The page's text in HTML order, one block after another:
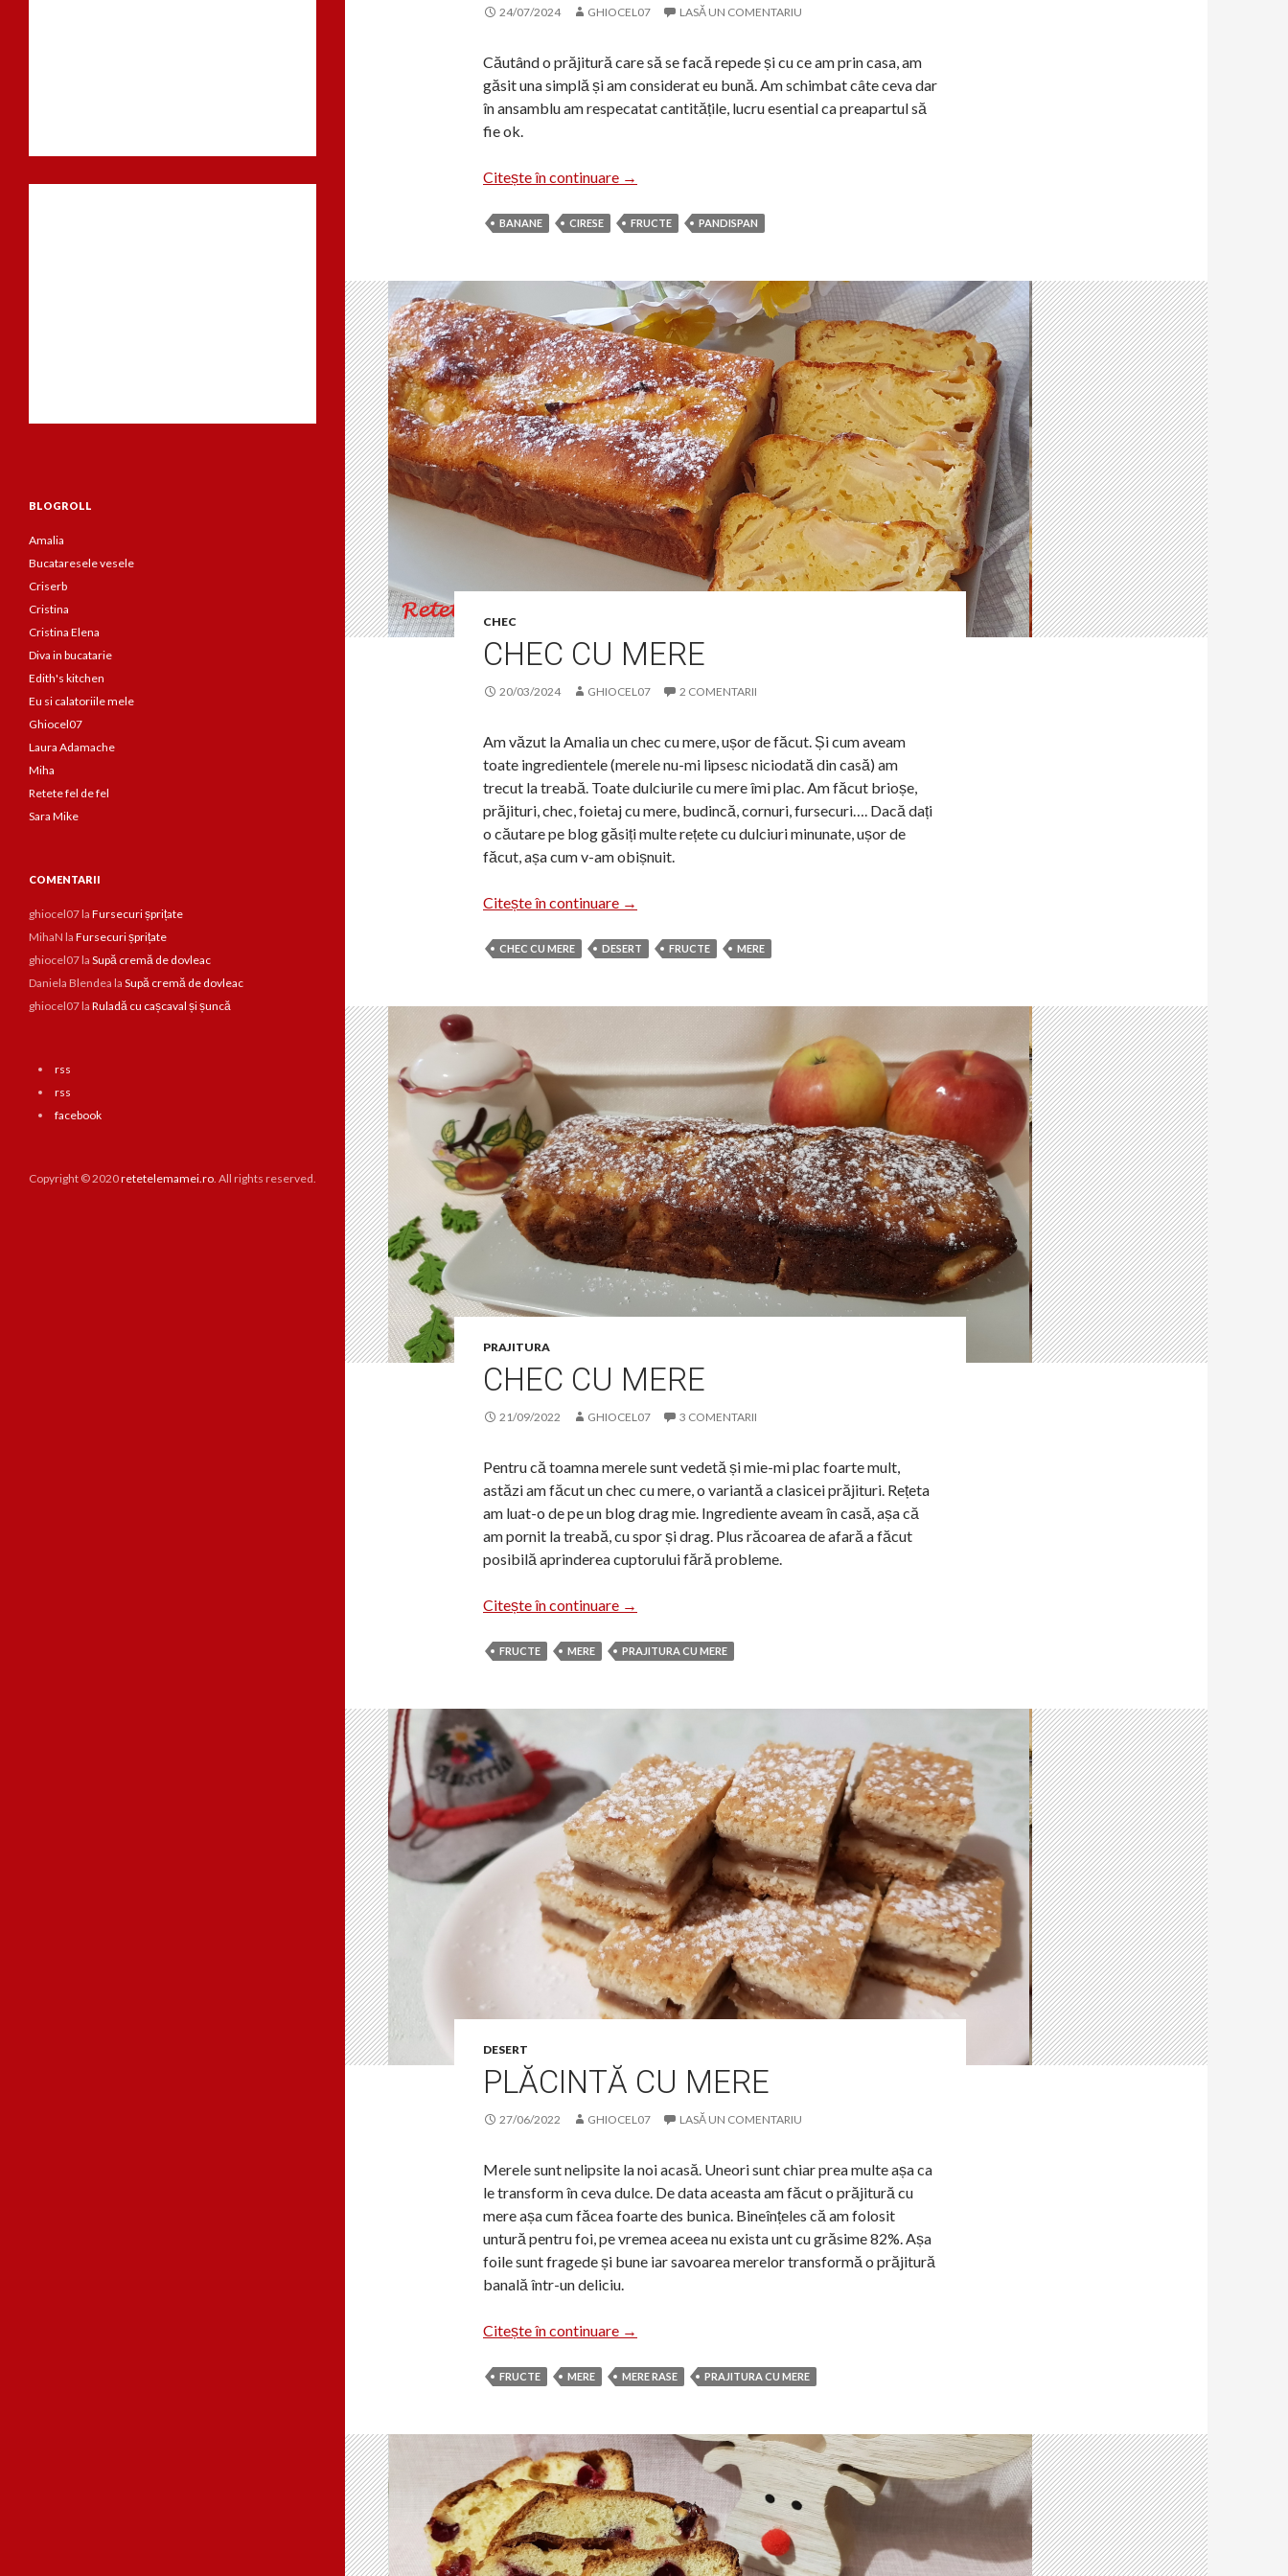
24/07/2024 GHIOCEL07 LASĂ UN COMENTARIU
Căutând o prăjitură care să se facă repede și cu ce am prin casa, am
găsit una simplă și am considerat eu bună. Am schimbat câte ceva dar
în ansamblu am respecatat cantitățile, lucru esential ca preapartul să
fie ok.
Citește în continuare Prajitură cu banane și cireșe
→
BANANE CIRESE FRUCTE PANDISPAN
CHEC
CHEC CU MERE
20/03/2024 GHIOCEL07 2 COMENTARII
Am văzut la Amalia un chec cu mere, ușor de făcut. Și cum aveam
toate ingredientele (merele nu-mi lipsesc niciodată din casă) am
trecut la treabă. Toate dulciurile cu mere îmi plac. Am făcut brioșe,
prăjituri, chec, foietaj cu mere, budincă, cornuri, fursecuri…. Dacă dați
o căutare pe blog găsiți multe rețete cu dulciuri minunate, ușor de
făcut, așa cum v-am obișnuit.
Citește în continuare Chec cu mere
→
CHEC CU MERE DESERT FRUCTE MERE
PRAJITURA
CHEC CU MERE
21/09/2022 GHIOCEL07 3 COMENTARII
Pentru că toamna merele sunt vedetă și mie-mi plac foarte mult,
astăzi am făcut un chec cu mere, o variantă a clasicei prăjituri. Rețeta
am luat-o de pe un blog drag mie. Ingrediente aveam în casă, așa că
am pornit la treabă, cu spor și drag. Plus răcoarea de afară a făcut
posibilă aprinderea cuptorului fără probleme.
Citește în continuare Chec cu mere
→
FRUCTE MERE PRAJITURA CU MERE
DESERT
PLĂCINTĂ CU MERE
27/06/2022 GHIOCEL07 LASĂ UN COMENTARIU
Merele sunt nelipsite la noi acasă. Uneori sunt chiar prea multe așa ca
le transform în ceva dulce. De data aceasta am făcut o prăjitură cu
mere așa cum făcea foarte des bunica. Bineînțeles că am folosit
untură pentru foi, pe vremea aceea nu exista unt cu grăsime 82%. Așa
foile sunt fragede și bune iar savoarea merelor transformă o prăjitură
banală într-un deliciu.
Citește în continuare Plăcintă cu mere
→
FRUCTE MERE MERE RASE PRAJITURA CU MERE
BLOGROLL
Amalia
Bucataresele vesele
Criserb
Cristina
Cristina Elena
Diva in bucatarie
Edith's kitchen
Eu si calatoriile mele
Ghiocel07
Laura Adamache
Miha
Retete fel de fel
Sara Mike
COMENTARII
ghiocel07la Fursecuri șprițate
MihaN la Fursecuri șprițate
ghiocel07la Supă cremă de dovleac
Daniela Blendea la Supă cremă de dovleac
ghiocel07la Ruladă cu cașcaval și șuncă
rss
rss
facebook
Copyright © 2020retetelemamei.ro. All rights reserved.